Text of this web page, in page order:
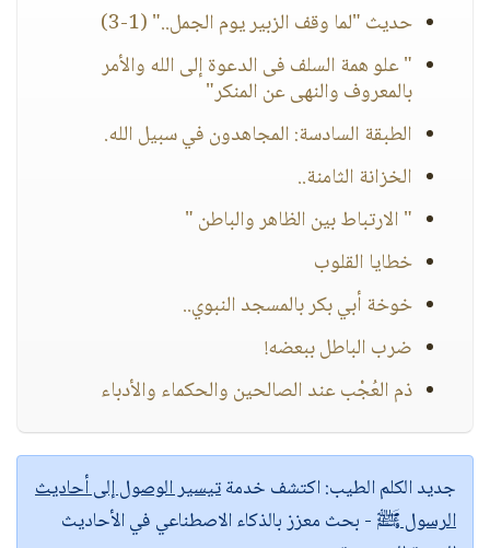
حديث "لما وقف الزبير يوم الجمل.." (1-3)
" علو همة السلف فى الدعوة إلى الله والأمر
بالمعروف والنهى عن المنكر"
الطبقة السادسة: المجاهدون في سبيل الله.
الخزانة الثامنة..
" الارتباط بين الظاهر والباطن "
خطايا القلوب
خوخة أبي بكر بالمسجد النبوي..
ضرب الباطل ببعضه!
ذم العُجْب عند الصالحين والحكماء والأدباء
جديد الكلم الطيب:اكتشف خدمةتيسير الوصول إلى أحاديث
الرسول ﷺ - بحث معزز بالذكاء الاصطناعي في الأحاديث